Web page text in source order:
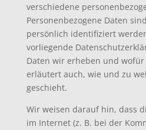
verschiedene
Personenbezogene Daten
persönlich identifiziert
vorliegende
Daten wir erheben und
erläutert auch, wie und zu
geschieht.
Wir weisen darauf hin, dass
im Internet (z. B. bei der